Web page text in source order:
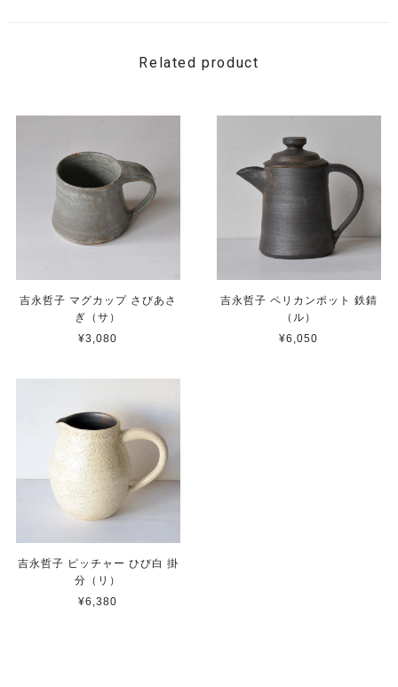
Related product
吉永哲子 マグカップ さびあさ
ぎ（サ）
¥3,080
吉永哲子 ペリカンポット 鉄錆
（ル）
¥6,050
吉永哲子 ピッチャー ひび白 掛
分（リ）
¥6,380